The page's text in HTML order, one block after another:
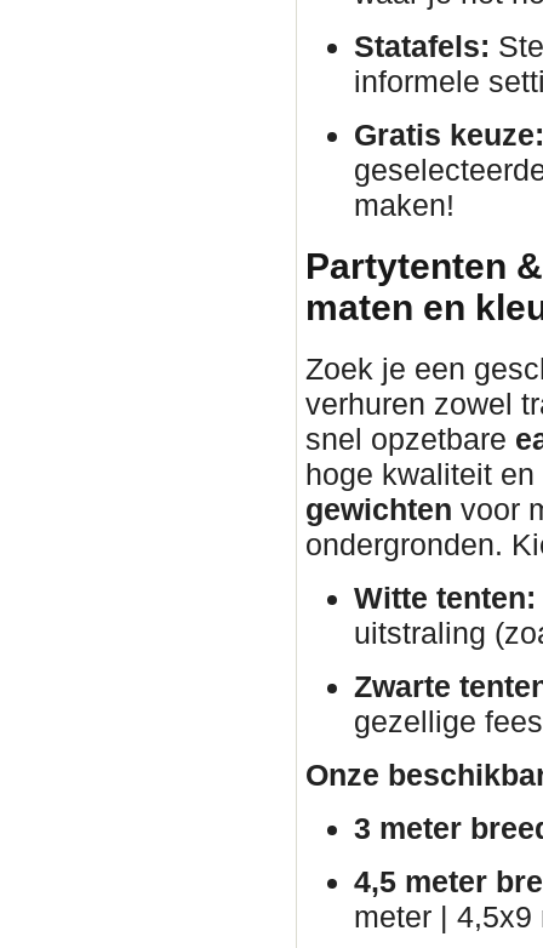
Statafels:
informele
Gratis keuze:
maken!
Partytenten
maten en
Zoek je een
verhuren zowel
snel opzetbare
hoge kwaliteit
gewichten voor
ondergronden.
Witte tenten:
uitstraling
Zwarte
gezellige
Onze
3 meter
4,5 meter
meter | 4,5x9